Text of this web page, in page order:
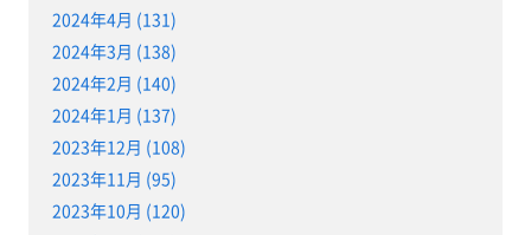
2024年4月 (131)
2024年3月 (138)
2024年2月 (140)
2024年1月 (137)
2023年12月 (108)
2023年11月 (95)
2023年10月 (120)